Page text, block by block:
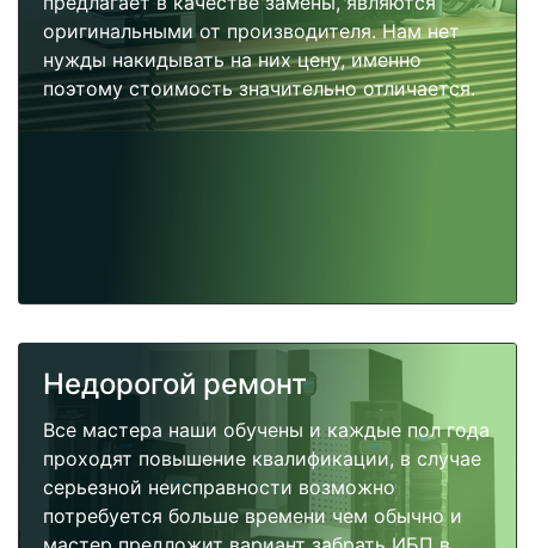
оригинальными от производителя. Нам нет
нужды накидывать на них цену, именно
поэтому стоимость значительно отличается.
Недорогой ремонт
Все мастера наши обучены и каждые пол года
проходят повышение квалификации, в случае
серьезной неисправности возможно
потребуется больше времени чем обычно и